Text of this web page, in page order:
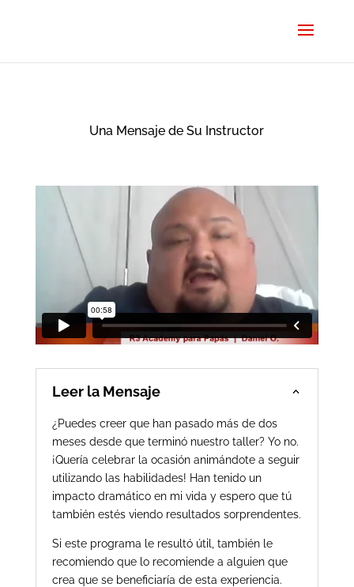
Una Mensaje de Su Instructor
Leer la Mensaje
¿Puedes creer que han pasado más de dos
meses desde que terminó nuestro taller? Yo no.
¡Quería celebrar la ocasión animándote a seguir
utilizando las habilidades! Han tenido un
impacto dramático en mi vida y espero que tú
también estés viendo resultados sorprendentes.
Si este programa le resultó útil, también le
recomiendo que lo recomiende a alguien que
crea que se beneficiaría de esta experiencia.